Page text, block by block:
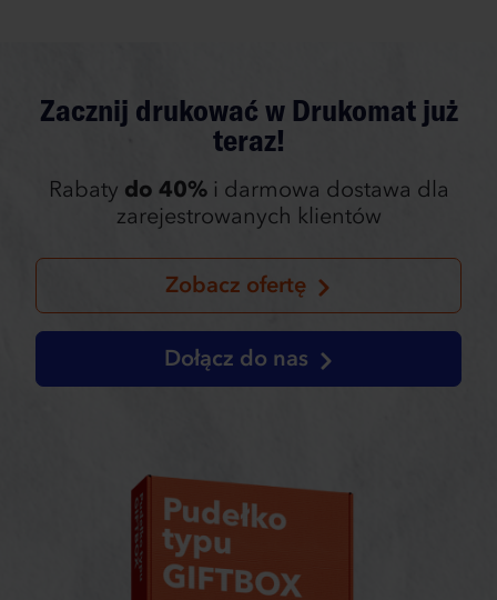
Zacznij drukować w Drukomat już
teraz!
Rabaty do 40%i darmowa dostawa dla
zarejestrowanych klientów
Zobacz ofertę
Dołącz do nas